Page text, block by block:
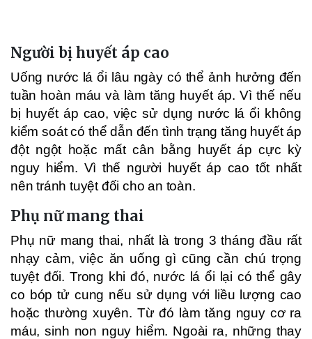
Người bị huyết áp cao
Uống nước lá ổi lâu ngày có thể ảnh hưởng đến
tuần hoàn máu và làm tăng huyết áp. Vì thế nếu
bị huyết áp cao, việc sử dụng nước lá ổi không
kiểm soát có thể dẫn đến tình trạng tăng huyết áp
đột ngột hoặc mất cân bằng huyết áp cực kỳ
nguy hiểm. Vì thế người huyết áp cao tốt nhất
nên tránh tuyệt đối cho an toàn.
Phụ nữ mang thai
Phụ nữ mang thai, nhất là trong 3 tháng đầu rất
nhạy cảm, việc ăn uống gì cũng cần chú trọng
tuyệt đối. Trong khi đó, nước lá ổi lại có thể gây
co bóp tử cung nếu sử dụng với liều lượng cao
hoặc thường xuyên. Từ đó làm tăng nguy cơ ra
máu, sinh non nguy hiểm. Ngoài ra, những thay